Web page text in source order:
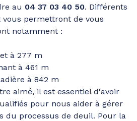
au 04 37 03 40 50. Différents
permettront de vous
notamment :
à 277 m
à 461 m
à 842 m
aimé, il est essentiel d'avoir
pour nous aider à gérer
du processus de deuil. Pour la